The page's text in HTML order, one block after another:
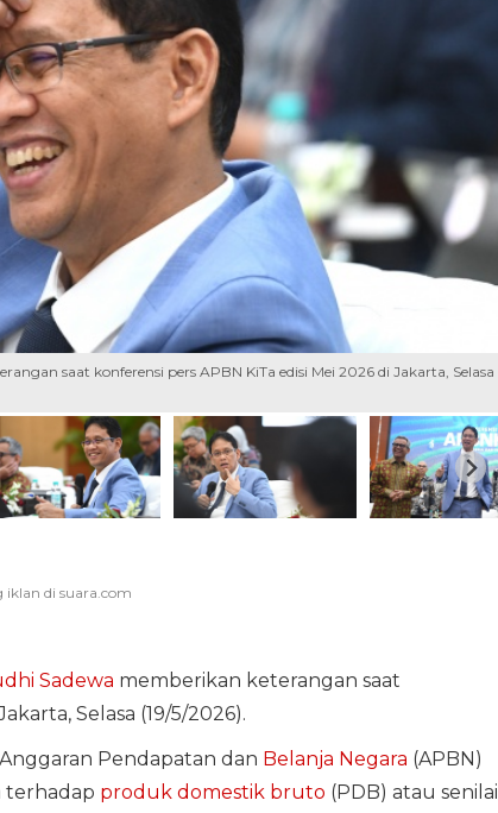
saat konferensi pers APBN KiTa edisi Mei 2026 di Jakarta, Selasa
Sadewa memberikan keterangan saat
Selasa (19/5/2026).
Pendapatan dan Belanja Negara (APBN)
terhadap produk domestik bruto (PDB) atau senilai